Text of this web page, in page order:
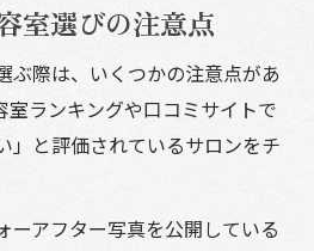
室選びの注意点
ぶ際は、いくつかの注意点があ
室ランキングや口コミサイトで
」と評価されているサロンをチ
ーアフター写真を公開している